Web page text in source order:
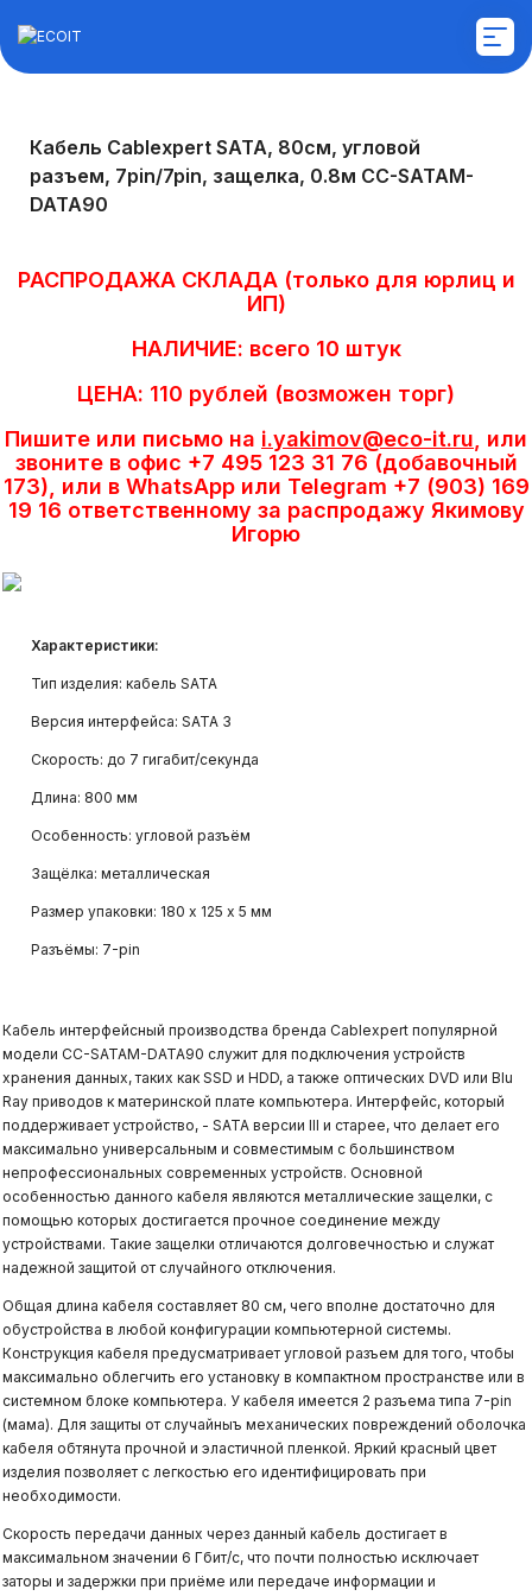
Кабель Cablexpert SATA, 80см, угловой
разъем, 7pin/7pin, защелка, 0.8м CC-SATAM-
DATA90
РАСПРОДАЖА СКЛАДА (только для юрлиц и
ИП)
НАЛИЧИЕ: всего 10 штук
ЦЕНА: 110 рублей (возможен торг)
Пишите или письмо на i.yakimov@eco-it.ru , или
звоните в офис +7 495 123 31 76 (добавочный
173), или в WhatsApp или Telegram +7 (903) 169
19 16 ответственному за распродажу Якимову
Игорю
Характеристики:
Тип изделия: кабель SATA
Версия интерфейса: SATA 3
Скорость: до 7 гигабит/секунда
Длина: 800 мм
Особенность: угловой разъём
Защёлка: металлическая
Размер упаковки: 180 х 125 х 5 мм
Разъёмы: 7-pin
Кабель интерфейсный производства бренда Cablexpert популярной
модели CC-SATAM-DATA90 служит для подключения устройств
хранения данных, таких как SSD и HDD, а также оптических DVD или Blu
Ray приводов к материнской плате компьютера. Интерфейс, который
поддерживает устройство, - SATA версии III и старее, что делает его
максимально универсальным и совместимым с большинством
непрофессиональных современных устройств. Основной
особенностью данного кабеля являются металлические защелки, с
помощью которых достигается прочное соединение между
устройствами. Такие защелки отличаются долговечностью и служат
надежной защитой от случайного отключения.
Общая длина кабеля составляет 80 см, чего вполне достаточно для
обустройства в любой конфигурации компьютерной системы.
Конструкция кабеля предусматривает угловой разъем для того, чтобы
максимально облегчить его установку в компактном пространстве или в
системном блоке компьютера. У кабеля имеется 2 разъема типа 7-pin
(мама). Для защиты от случайныъ механических повреждений оболочка
кабеля обтянута прочной и эластичной пленкой. Яркий красный цвет
изделия позволяет с легкостью его идентифицировать при
необходимости.
Скорость передачи данных через данный кабель достигает в
максимальном значении 6 Гбит/с, что почти полностью исключает
заторы и задержки при приёме или передаче информации и
Монтажные и пусконаладочные
работы
Аудит инфраструктуры
Информационной безопасности,
Сервера, СХД
Системы управления электронной
очередью
Структурированные кабельные
Системы контроля и управления
доступом (СКУД)